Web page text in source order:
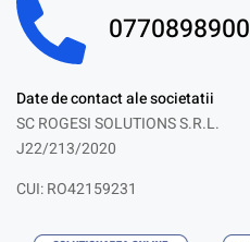
0770898900
Date de contact ale societatii
SC ROGESI SOLUTIONS S.R.L.
J22/213/2020
CUI: RO42159231